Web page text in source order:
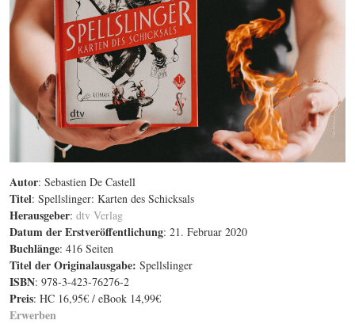
Autor: Sebastien De Castell
Titel: Spellslinger: Karten des Schicksals
Herausgeber: dtv Verlag
Datum der Erstveröffentlichung: 21. Februar 2020
Buchlänge: 416 Seiten
Titel der Originalausgabe: Spellslinger
ISBN: 978-3-423-76276-2
Preis: HC 16,95€ / eBook 14,99€
Erwerben